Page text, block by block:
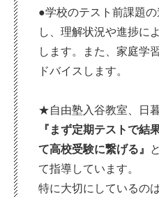
●学校のテスト前課題
し、理解状況や進捗に
します。また、家庭学
ドバイスします。
★自由塾入谷教室、日
『まず定期テストで結
て高校受験に繋げる』
て指導しています。
特に大切にしているの